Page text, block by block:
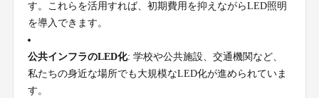
す。これらを活用すれば、初期費用を抑えながらLED照明
を導入できます。
公共インフラのLED化: 学校や公共施設、交通機関など、
私たちの身近な場所でも大規模なLED化が進められていま
す。